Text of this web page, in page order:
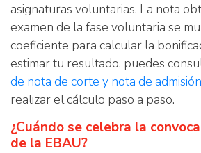
asignaturas voluntarias. La nota
examen de la fase voluntaria se
coeficiente para calcular la
estimar tu resultado, puedes
de nota de corte y nota de admisión
realizar el cálculo paso a paso.
¿Cuándo se celebra la
de la EBAU?